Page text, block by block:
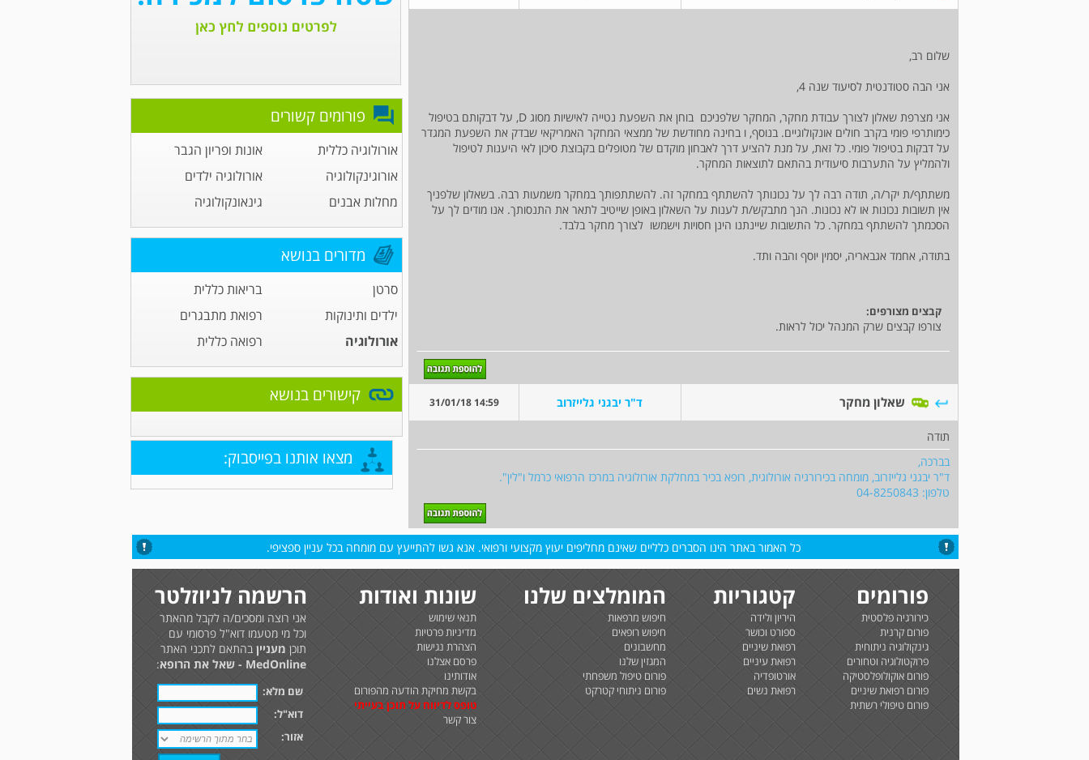
שלום רב,
אני הבה סטודנטית לסיעוד שנה 4,
אני מצרפת שאלון לצורך עבודת מחקר, המחקר שלפניכם בוחן את השפעת נטייה לאישיות מסוג D, על דבקותם בטיפול
כימותרפי פומי בקרב חולים אונקולוגיים. בנוסף, ו בחינה מחודשת של ממצאי המחקר האמריקאי שבדק את השפעת המגדר
על דבקות בטיפול פומי. כל זאת, על מנת להציע דרך לאבחון מוקדם של מטופלים בקבוצת סיכון לאי היענות לטיפול
ולהמליץ על התערבות סיעודית בהתאם לתוצאות המחקר.
משתתף/ת יקר/ה, תודה רבה לך על נכונותך להשתתף במחקר זה. להשתתפותך במחקר משמעות רבה. בשאלון שלפניך
אין תשובות נכונות או לא נכונות. הנך מתבקש/ת לענות על השאלון באופן שייטיב לתאר את התנסותך. אנו מודים לך על
הסכמתך להשתתף במחקר. כל התשובות שיינתנו הינן חסויות וישמשו לצורך מחקר בלבד.
בתודה, אחמד אגבאריה, יסמין יוסף והבה ותד.
קבצים מצורפים:
צורפו קבצים שרק המנהל יכול לראות.
שאלון מחקר ד"ר יבגני גלייזרוב 14:59 31/01/18
תודה
בברכה,
ד"ר יבגני גלייזרוב, מומחה בכירורגיה אורולוגית, רופא בכיר במחלקת אורולוגיה במרכז הרפואי כרמל ו"לין".
טלפון: 04-8250843
פורומים קשורים
אורולוגיה כללית
אונות ופריון הגבר
אורוגינקולוגיה
אורולוגיה ילדים
מחלות אבנים
גינאונקולוגיה
מדורים בנושא
סרטן
בריאות כללית
ילדים ותינוקות
רפואת מתבגרים
אורולוגיה
רפואה כללית
קישורים בנושא
מצאו אותנו בפייסבוק:
כל האמור באתר הינו הסברים כלליים שאינם מחליפים יעוץ מקצועי ורפואי. אנא גשו להתייעץ עם מומחה בכל עניין ספציפי.
פורומים
כירורגיה פלסטית
פורום קרנית
גינקולוגיה ניתוחית
פרוקטולוגיה וטחורים
פורום אוקולופלסטיקה
פורום רפואת שיניים
פורום טיפולי רשתית
קטגוריות
היריון ולידה
ספורט וכושר
רפואת שיניים
רפואת עיניים
אורטופדיה
רפואת נשים
המומלצים שלנו
חיפוש מרפאות
חיפוש רופאים
מחשבונים
המגזין שלנו
פורום טיפול משפחתי
פורום ניתוחי קטרקט
שונות ואודות
תנאי שימוש
מדיניות פרטיות
הצהרת נגישות
פרסם אצלנו
אודותינו
בקשת מחיקת הודעה מהפורום
טופס לדיווח על תוכן בעייתי
צור קשר
הרשמה לניוזלטר
אני רוצה ומסכים/ה לקבל מהאתר
וכל מי מטעמו דוא"ל פרסומי עם
תוכן מענייןבהתאם לתכני האתר
MedOnline - שאל את הרופא
:
שם מלא:
דוא"ל:
אזור: